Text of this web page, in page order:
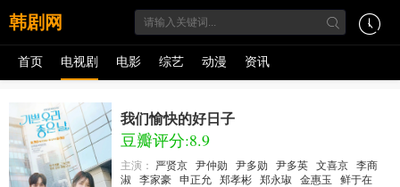
韩剧网
首页 电视剧 电影 综艺 动漫 资讯
我们愉快的好日子
豆瓣评分:8.9
主演： 严贤京 尹仲勋 尹多勋 尹多英 文喜京
李商
淑
李家豪 申正允 郑孝彬 郑永琡 金惠玉
鲜于在